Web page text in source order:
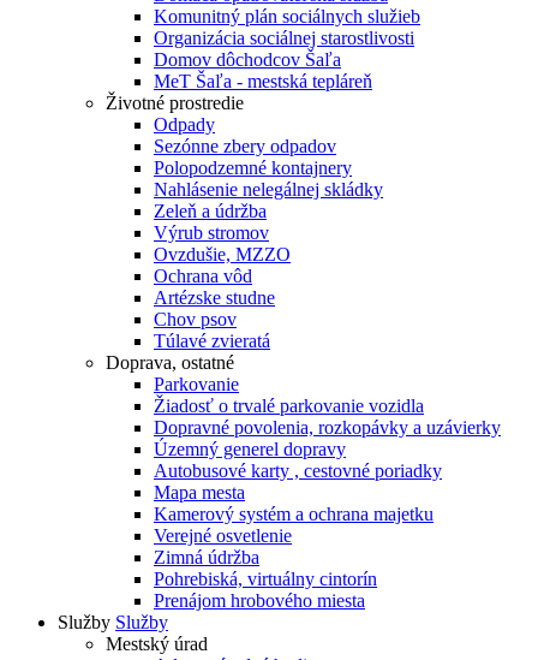
Komunitný plán sociálnych služieb
Organizácia sociálnej starostlivosti
Domov dôchodcov Šaľa
MeT Šaľa - mestská tepláreň
Životné prostredie
Odpady
Sezónne zbery odpadov
Polopodzemné kontajnery
Nahlásenie nelegálnej skládky
Zeleň a údržba
Výrub stromov
Ovzdušie, MZZO
Ochrana vôd
Artézske studne
Chov psov
Túlavé zvieratá
Doprava, ostatné
Parkovanie
Žiadosť o trvalé parkovanie vozidla
Dopravné povolenia, rozkopávky a uzávierky
Územný generel dopravy
Autobusové karty , cestovné poriadky
Mapa mesta
Kamerový systém a ochrana majetku
Verejné osvetlenie
Zimná údržba
Pohrebiská, virtuálny cintorín
Prenájom hrobového miesta
Služby Služby
Mestský úrad